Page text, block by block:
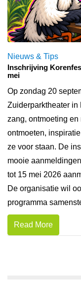
Nieuws & Tips
Inschrijving
mei
Op zondag 20
Zuiderparktheater in
zang, ontmoeting
ontmoeten,
ze voor staan. De
mooie
tot 15 mei 2026
De organisatie wil
programma
Read More